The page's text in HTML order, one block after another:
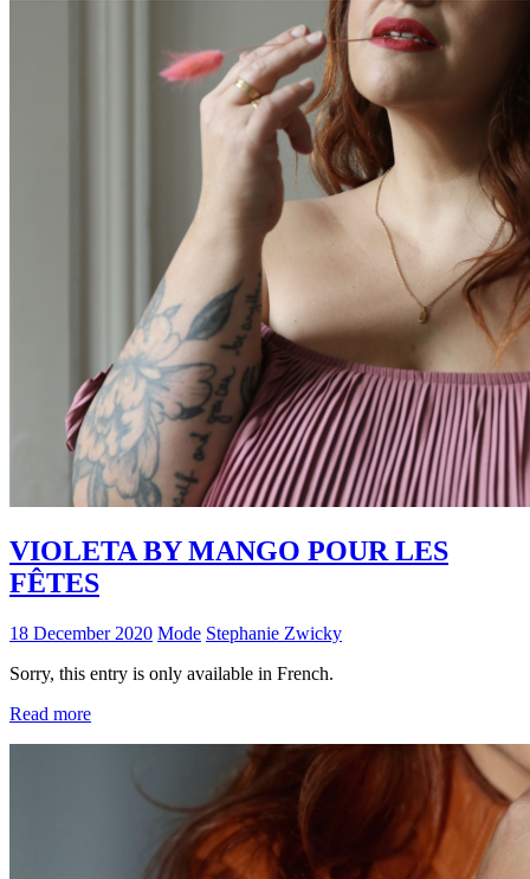
VIOLETA BY MANGO POUR LES
FÊTES
18 December 2020 Mode Stephanie Zwicky
Sorry, this entry is only available in French.
Read more